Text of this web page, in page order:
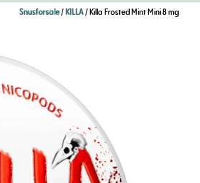
Snusforsale/KILLA/ Killa Frosted Mint Mini 8 mg